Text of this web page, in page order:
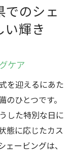
でのシェ
い輝き
ケア
を迎えるにあた
ひとつです。
した特別な日に
態に応じたカス
ービングは、